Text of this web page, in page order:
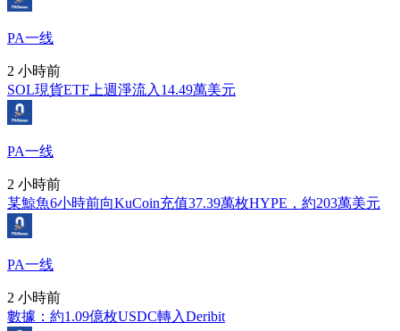
PA一线
2 小時前
SOL現貨ETF上週淨流入14.49萬美元
PA一线
2 小時前
某鯨魚6小時前向KuCoin充值37.39萬枚HYPE，約203萬美元
PA一线
2 小時前
數據：約1.09億枚USDC轉入Deribit